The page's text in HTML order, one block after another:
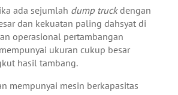
ada sejumlah dump truckdengan
dan kekuatan paling dahsyat di
operasional pertambangan
ukuran cukup besar
hasil tambang.
mempunyai mesin berkapasitas